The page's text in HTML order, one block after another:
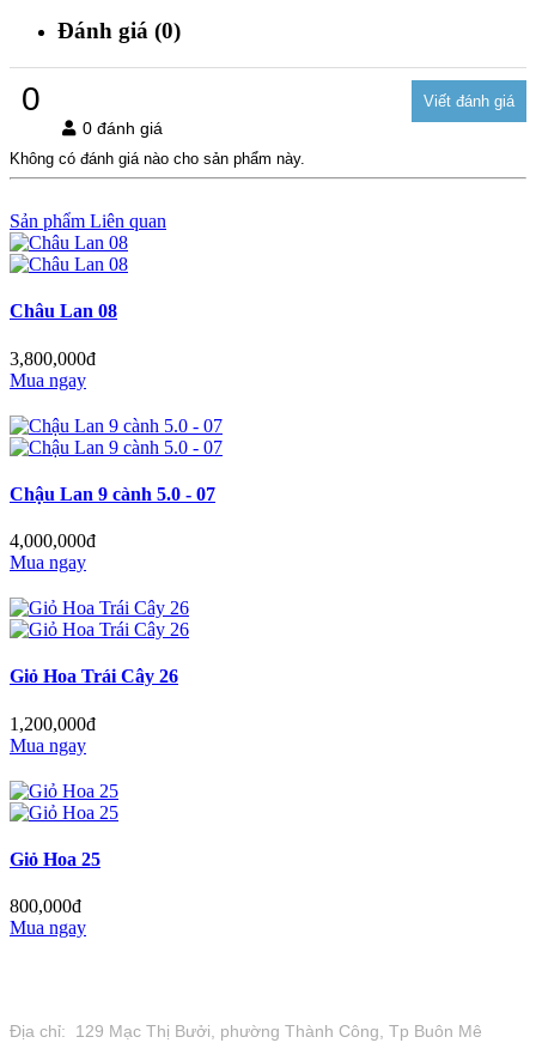
Đánh giá (0)
0
0 đánh giá
Không có đánh giá nào cho sản phẩm này.
Sản phẩm Liên quan
Châu Lan 08
3,800,000đ
Mua ngay
Chậu Lan 9 cành 5.0 - 07
4,000,000đ
Mua ngay
Giỏ Hoa Trái Cây 26
1,200,000đ
Mua ngay
Giỏ Hoa 25
800,000đ
Mua ngay
Địa chỉ: 129 Mạc Thị Bưởi, phường Thành Công, Tp Buôn Mê